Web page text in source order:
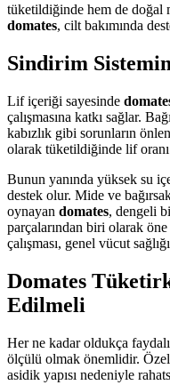
tüketildiğinde hem de doğal
domates, cilt bakımında
Sindirim
Lif içeriği sayesinde
çalışmasına katkı sağlar.
kabızlık gibi sorunların
olarak tüketildiğinde lif
Bunun yanında yüksek su
destek olur. Mide ve
oynayan domates, dengeli
parçalarından biri olarak
çalışması, genel vücut
Domates
Edilmeli
Her ne kadar oldukça
ölçülü olmak önemlidir.
asidik yapısı nedeniyle